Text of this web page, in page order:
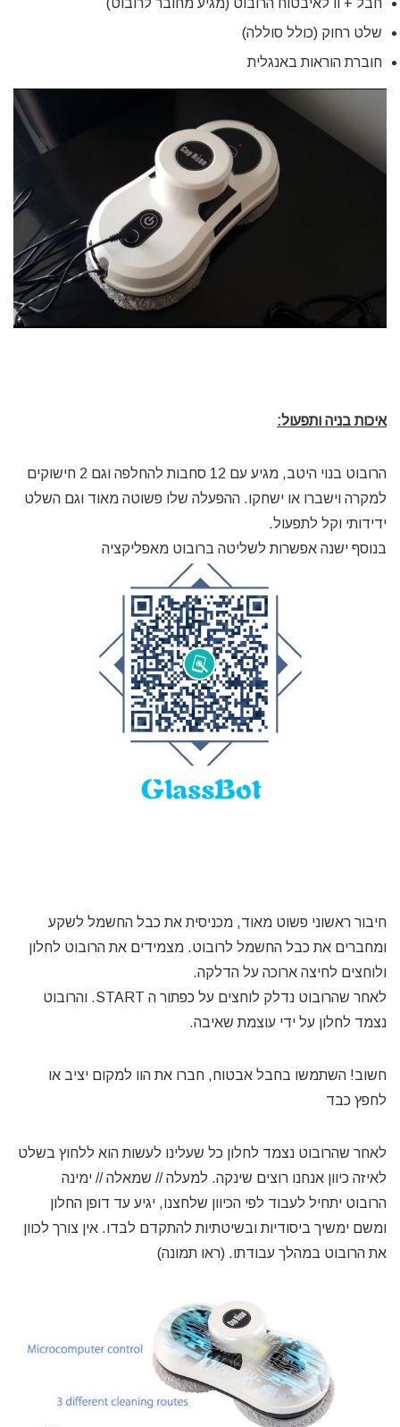
שלט רחוק (כולל סוללה)
חוברת הוראות באנגלית
איכות בניה ותפעול:
הרובוט בנוי היטב, מגיע עם 12 סחבות להחלפה וגם 2 חישוקים
למקרה וישברו או ישחקו. ההפעלה שלו פשוטה מאוד וגם השלט
ידידותי וקל לתפעול.
בנוסף ישנה אפשרות לשליטה ברובוט מאפליקציה
חיבור ראשוני פשוט מאוד, מכניסית את כבל החשמל לשקע
ומחברים את כבל החשמל לרובוט. מצמידים את הרובוט לחלון
ולוחצים לחיצה ארוכה על הדלקה.
לאחר שהרובוט נדלק לוחצים על כפתור ה START. והרובוט
נצמד לחלון על ידי עוצמת שאיבה.
חשוב! השתמשו בחבל אבטוח, חברו את הוו למקום יציב או
לחפץ כבד
לאחר שהרובוט נצמד לחלון כל שעלינו לעשות הוא ללחוץ בשלט
לאיזה כיוון אנחנו רוצים שינקה. למעלה // שמאלה // ימינה
הרובוט יתחיל לעבוד לפי הכיוון שלחצנו, יגיע עד דופן החלון
ומשם ימשיך ביסודיות ובשיטתיות להתקדם לבדו. אין צורך לכוון
את הרובוט במהלך עבודתו. (ראו תמונה)